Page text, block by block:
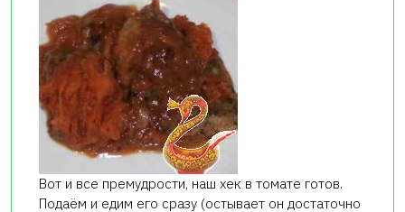
Вот и все премудрости, наш хек в томате готов.
Подаём и едим его сразу (остывает он достаточно